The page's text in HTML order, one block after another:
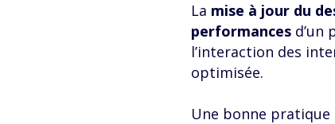
La mise à jour du
performances d’un
l’interaction des
optimisée.
Une bonne pratique